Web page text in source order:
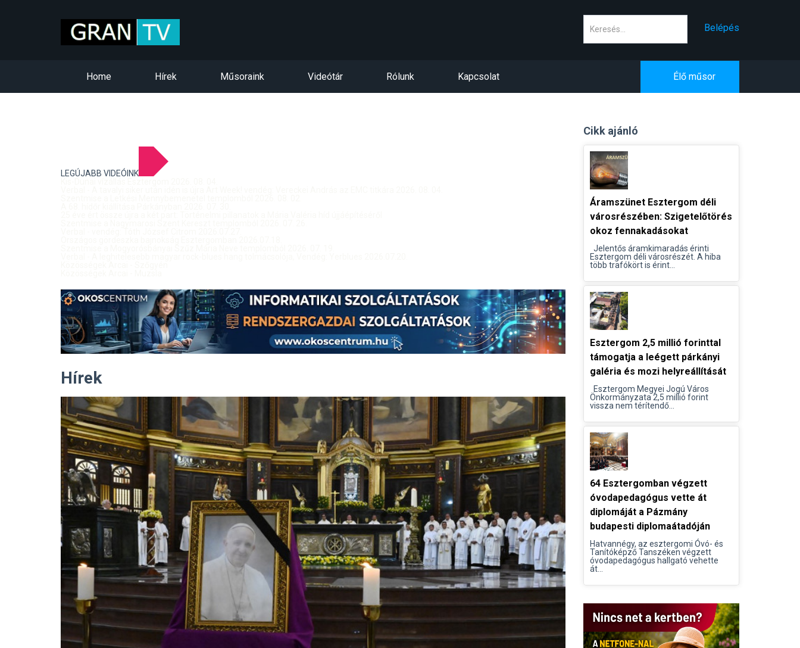
Belépés
Home Hírek Műsoraink Videótár Rólunk Kapcsolat Élő műsor
LEGÚJABB VIDEÓINK
Hírek
Cikk ajánló
Áramszünet Esztergom déli
városrészében: Szigetelőtörés
okoz fennakadásokat
Jelentős áramkimaradás érinti
Esztergom déli városrészét. A hiba
több trafókört is érint...
Esztergom 2,5 millió forinttal
támogatja a leégett párkányi
galéria és mozi helyreállítását
Esztergom Megyei Jogú Város
Önkormányzata 2,5 millió forint
vissza nem térítendő...
64 Esztergomban végzett
óvodapedagógus vette át
diplomáját a Pázmány
budapesti diplomaátadóján
Hatvannégy, az esztergomi Óvó- és
Tanítóképző Tanszéken végzett
óvodapedagógus hallgató vehette
át...